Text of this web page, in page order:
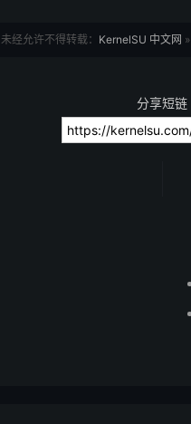
未经允许不得转载： KernelSU 中文网 »
分享短链